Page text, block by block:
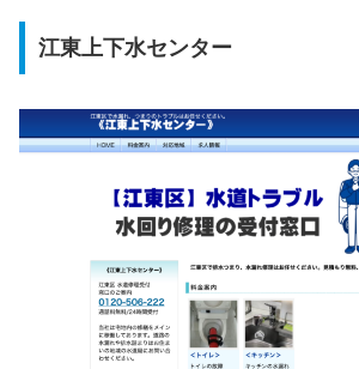
江東上下水センター